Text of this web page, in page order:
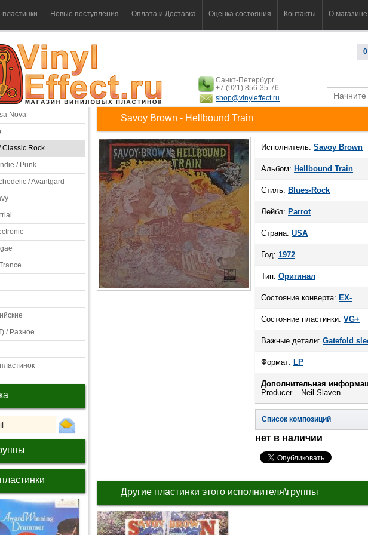
пластинки Новые поступления Оплата и Доставка Оценка состояния Контакты О магазине
0
Санкт-Петербург
+7 (921) 856-35-76
shop@vinyleffect.ru
Nova
Classic Rock
/ Punk
/ Avantgard
/ Разное
Savoy Brown - Hellbound Train
Исполнитель: Savoy Brown
Альбом: Hellbound Train
Стиль: Blues-Rock
Лейбл: Parrot
Страна: USA
Год: 1972
Тип: Оригинал
Состояние конверта: EX-
Состояние пластинки: VG+
Важные детали: Gatefold
Формат: LP
Дополнительная
Producer – Neil Slaven
Список композиций
нет в наличии
Другие пластинки этого исполнителя\группы